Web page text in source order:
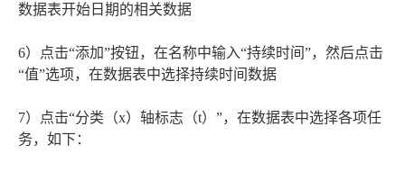
数据表开始日期的相关数据
6）点击“添加”按钮，在名称中输入“持续时间”，然后点击
“值”选项，在数据表中选择持续时间数据
7）点击“分类（x）轴标志（t）”，在数据表中选择各项任
务，如下：